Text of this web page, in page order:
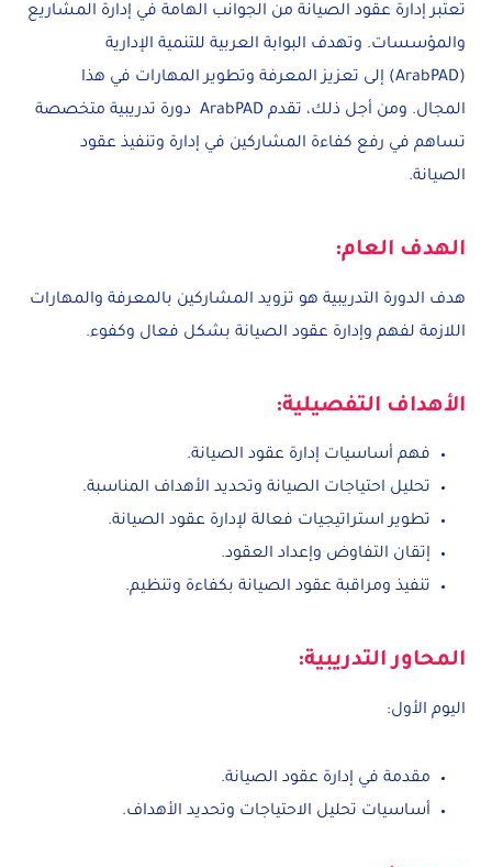
تعتبر إدارة عقود الصيانة من الجوانب الهامة في إدارة المشاريع
والمؤسسات. وتهدف البوابة العربية للتنمية الإدارية
(ArabPAD) إلى تعزيز المعرفة وتطوير المهارات في هذا
المجال. ومن أجل ذلك، تقدم ArabPAD دورة تدريبية متخصصة
تساهم في رفع كفاءة المشاركين في إدارة وتنفيذ عقود
الصيانة.
الهدف العام:
هدف الدورة التدريبية هو تزويد المشاركين بالمعرفة والمهارات
اللازمة لفهم وإدارة عقود الصيانة بشكل فعال وكفوء.
الأهداف التفصيلية:
فهم أساسيات إدارة عقود الصيانة.
تحليل احتياجات الصيانة وتحديد الأهداف المناسبة.
تطوير استراتيجيات فعالة لإدارة عقود الصيانة.
إتقان التفاوض وإعداد العقود.
تنفيذ ومراقبة عقود الصيانة بكفاءة وتنظيم.
المحاور التدريبية:
اليوم الأول:
مقدمة في إدارة عقود الصيانة.
أساسيات تحليل الاحتياجات وتحديد الأهداف.